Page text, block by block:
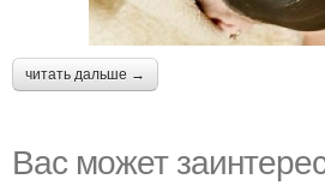
читать дальше →
Вас может